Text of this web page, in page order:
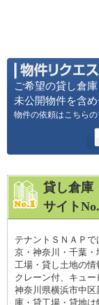
ご希望の貸し倉
未公開物件を含め
物件の依頼はこちら
貸し倉庫
サイト
テナントＳＮＡＰ
京・神奈川・千葉・
工場・貸し土地の
クレーン付、キュー
神奈川県横浜市中
庫・貸工場・貸地は